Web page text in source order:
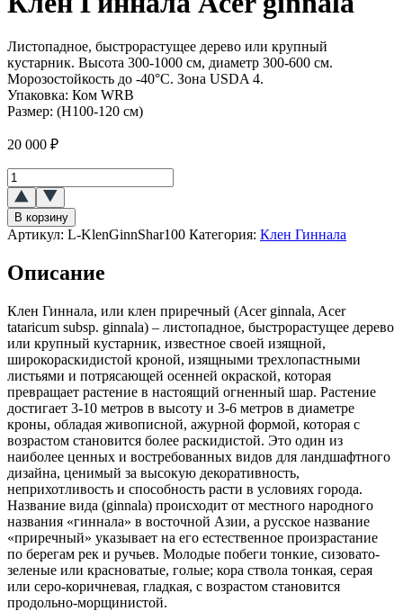
Листопадное, быстрорастущее дерево или крупный
кустарник. Высота 300-1000 см, диаметр 300-600 см.
Морозостойкость до -40°C. Зона USDA 4.
Упаковка: Ком WRB
Размер: (H100-120 см)
20 000 ₽
Количество
товара
Клен
Гиннала
(Acer
В корзину
Артикул: L-KlenGinnShar100 Категория: Клен Гиннала
Описание
Клен Гиннала, или клен приречный (Acer ginnala, Acer
tataricum subsp. ginnala) – листопадное, быстрорастущее дерево
или крупный кустарник, известное своей изящной,
широкораскидистой кроной, изящными трехлопастными
листьями и потрясающей осенней окраской, которая
превращает растение в настоящий огненный шар. Растение
достигает 3-10 метров в высоту и 3-6 метров в диаметре
кроны, обладая живописной, ажурной формой, которая с
возрастом становится более раскидистой. Это один из
наиболее ценных и востребованных видов для ландшафтного
дизайна, ценимый за высокую декоративность,
неприхотливость и способность расти в условиях города.
Название вида (ginnala) происходит от местного народного
названия «гиннала» в восточной Азии, а русское название
«приречный» указывает на его естественное произрастание
по берегам рек и ручьев. Молодые побеги тонкие, сизовато-
зеленые или красноватые, голые; кора ствола тонкая, серая
или серо-коричневая, гладкая, с возрастом становится
продольно-морщинистой.